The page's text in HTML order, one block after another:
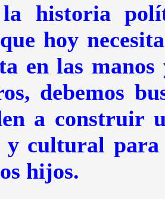
la historia
hoy
en las
debemos
a construir
y cultural
hijos.